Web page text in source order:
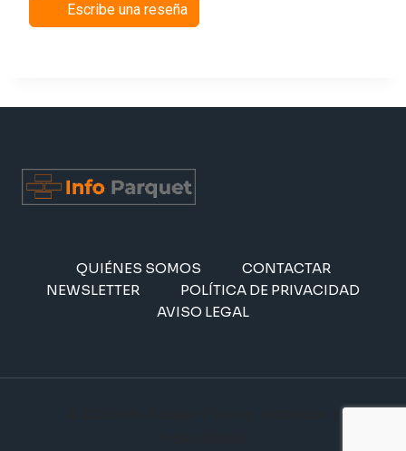
Escribe una reseña
QUIÉNES SOMOS
CONTACTAR
NEWSLETTER
POLÍTICA DE PRIVACIDAD
AVISO LEGAL